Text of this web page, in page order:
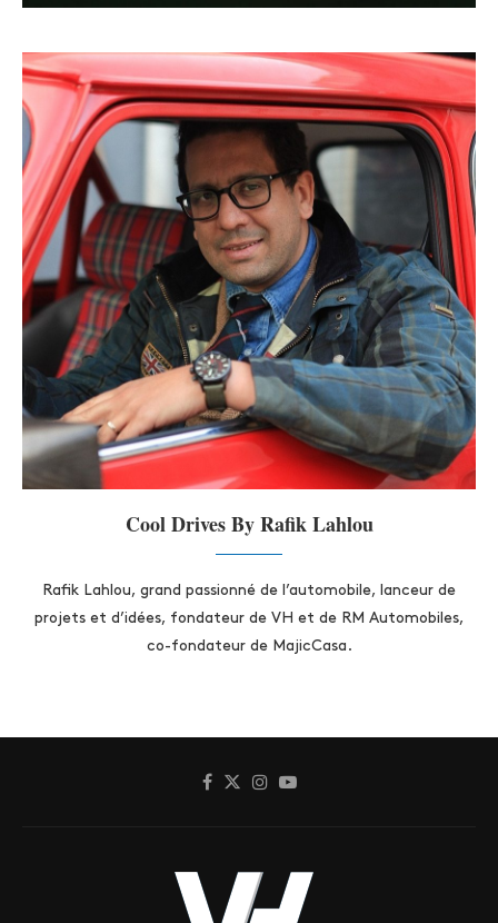
Cool Drives By Rafik Lahlou
Rafik Lahlou, grand passionné de l’automobile, lanceur de
projets et d’idées, fondateur de VH et de RM Automobiles,
co-fondateur de MajicCasa.